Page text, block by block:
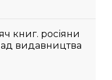
книг. росіяни
видавництва